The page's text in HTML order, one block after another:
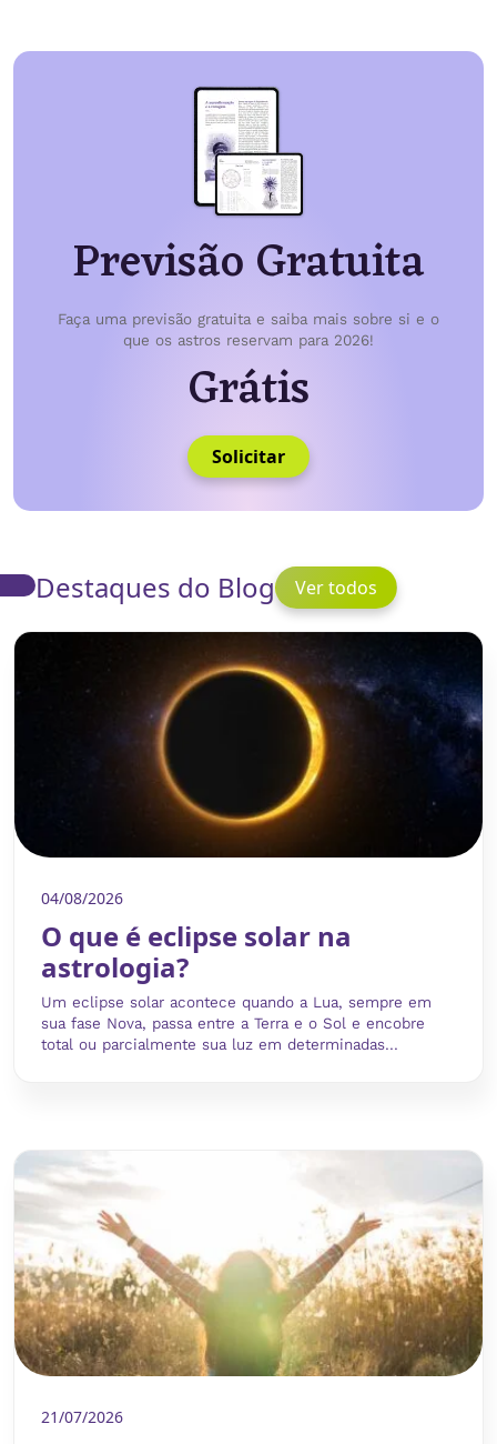
Previsão Gratuita
Faça uma previsão gratuita e saiba mais sobre si e o
que os astros reservam para 2026!
Grátis
Solicitar
Destaques do Blog Ver todos
04/08/2026
O que é eclipse solar na
astrologia?
Um eclipse solar acontece quando a Lua, sempre em
sua fase Nova, passa entre a Terra e o Sol e encobre
total ou parcialmente sua luz em determinadas...
21/07/2026